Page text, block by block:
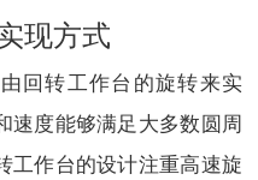
现方式
由回转工作台的旋转来实
速度能够满足大多数圆周
工作台的设计注重高速旋